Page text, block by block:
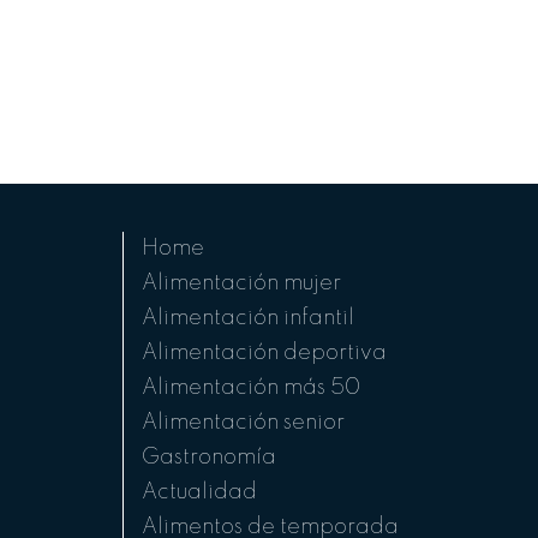
Home
Alimentación mujer
Alimentación infantil
Alimentación deportiva
Alimentación más 50
Alimentación senior
Gastronomía
Actualidad
Alimentos de temporada